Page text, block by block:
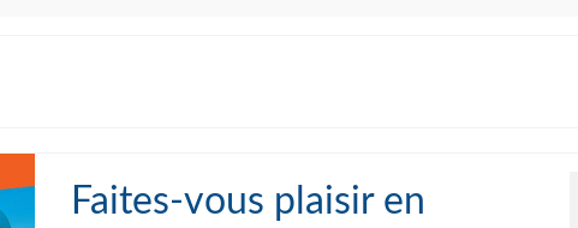
Faites-vous plaisir en